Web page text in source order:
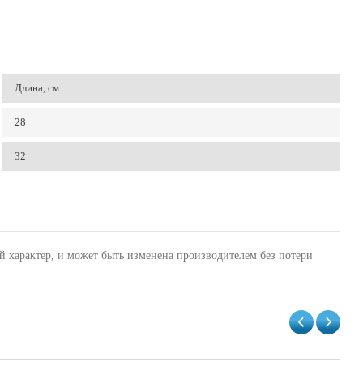
Длина, см
28
32
и может быть изменена производителем без потери